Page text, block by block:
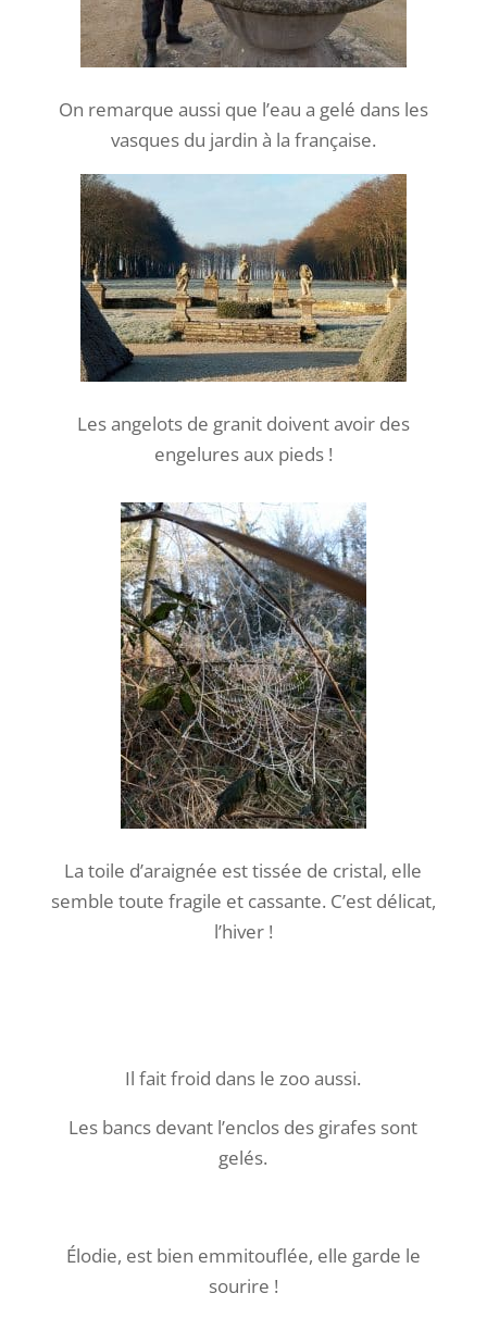
On remarque aussi que l’eau a gelé dans les
vasques du jardin à la française.
Les angelots de granit doivent avoir des
engelures aux pieds !
La toile d’araignée est tissée de cristal, elle
semble toute fragile et cassante. C’est délicat,
l’hiver !
Il fait froid dans le zoo aussi.
Les bancs devant l’enclos des girafes sont
gelés.
Élodie, est bien emmitouflée, elle garde le
sourire !